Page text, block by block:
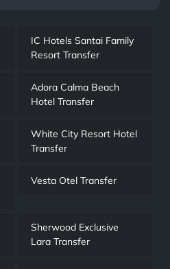
IC Hotels Santai Family
Resort Transfer
Adora Calma Beach
Hotel Transfer
White City Resort Hotel
Transfer
Vesta Otel Transfer
Sherwood Exclusive
Lara Transfer